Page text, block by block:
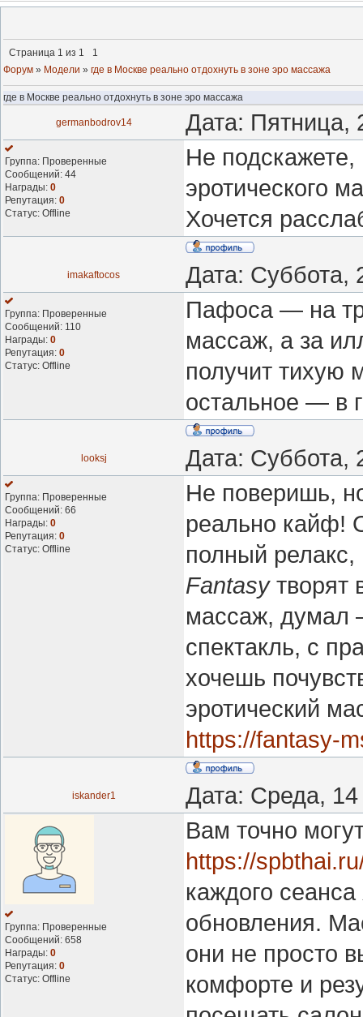
Страница 1 из 1
1
Форум » Модели » где в Москве реально отдохнуть в зоне эро массажа
где в Москве реально отдохнуть в зоне эро массажа
germanbodrov14 Дата:
Группа: Проверенные
Сообщений: 44
Награды: 0
Репутация: 0
Статус: Offline
Не подскажете,
эротического
Хочется
imakaftocos Дата:
Группа: Проверенные
Сообщений: 110
Награды: 0
Репутация: 0
Статус: Offline
Пафоса — на
массаж, а за
получит тихую
остальное — в
looksj Дата:
Группа: Проверенные
Сообщений: 66
Награды: 0
Репутация: 0
Статус: Offline
Не поверишь,
реально кайф!
полный релакс,
Fantasyтворят
массаж, думал
спектакль, с
хочешь
эротический
https://fantasy-
iskander1 Дата: Среда,
Группа: Проверенные
Сообщений: 658
Награды: 0
Репутация: 0
Статус: Offline
Вам точно
https://
каждого
обновления.
они не просто
комфорте и